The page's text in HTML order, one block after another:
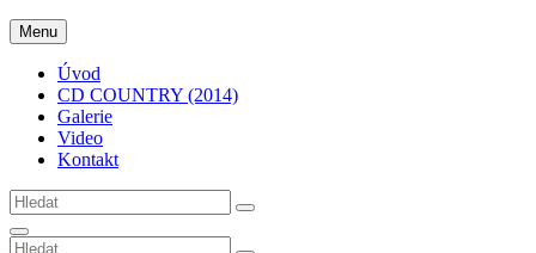
Skip
to
content
Daniel Király
Original Czech Country Music Inspired by Nashville
Menu
Úvod
CD COUNTRY (2014)
Galerie
Video
Kontakt
Search
for:
Search
Search
Search